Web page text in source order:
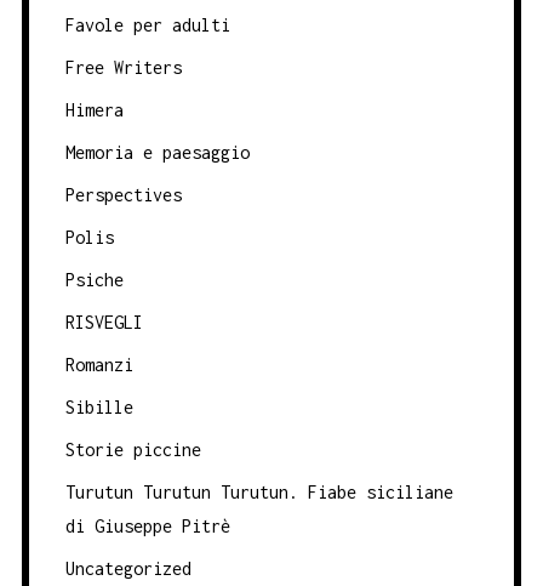
Favole per adulti
Free Writers
Himera
Memoria e paesaggio
Perspectives
Polis
Psiche
RISVEGLI
Romanzi
Sibille
Storie piccine
Turutun Turutun Turutun. Fiabe siciliane
di Giuseppe Pitrè
Uncategorized